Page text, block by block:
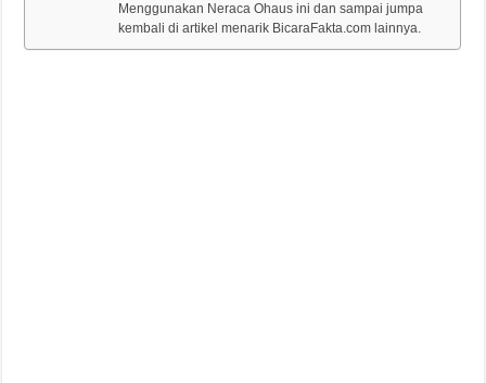
Menggunakan Neraca Ohaus ini dan sampai jumpa
kembali di artikel menarik BicaraFakta.com lainnya.